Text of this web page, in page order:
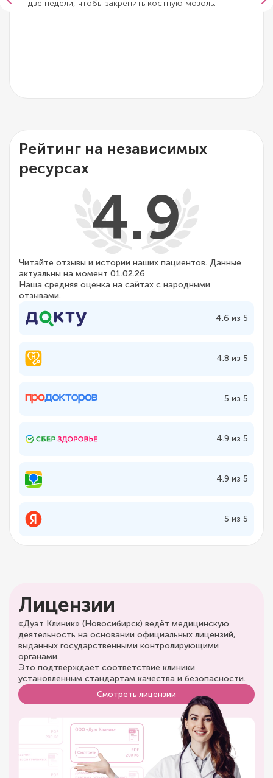
две недели, чтобы закрепить костную мозоль.
Рейтинг на независимых
ресурсах
4.9
Читайте отзывы и истории наших пациентов. Данные
актуальны на момент 01.02.26
Наша средняя оценка на сайтах с народными
отзывами.
4.6 из 5
4.8 из 5
5 из 5
4.9 из 5
4.9 из 5
5 из 5
Лицензии
«Дуэт Клиник» (Новосибирск) ведёт медицинскую
деятельность на основании официальных лицензий,
выданных государственными контролирующими
органами.
Это подтверждает соответствие клиники
установленным стандартам качества и безопасности.
Смотреть лицензии